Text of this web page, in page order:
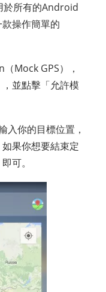
於所有的Android
操作簡單的
Mock GPS），
並點擊「允許模
入你的目標位置，
果你想要結束定
可。